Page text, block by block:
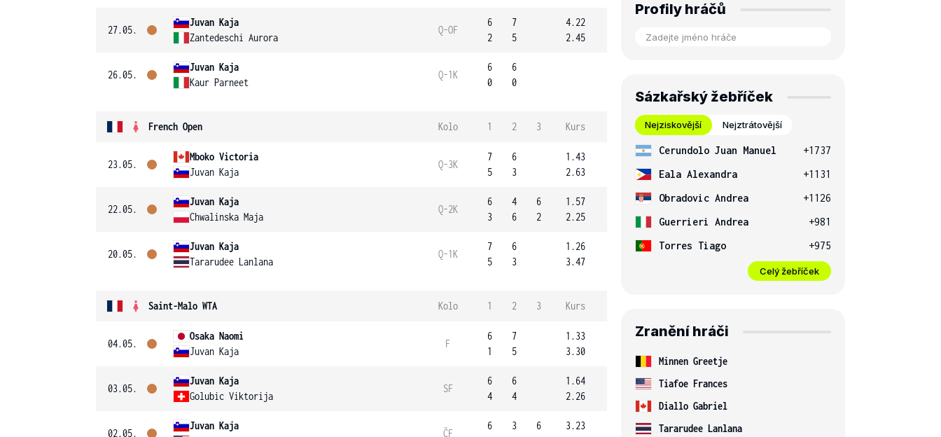
27.05.
Juvan Kaja
Zantedeschi Aurora
Q-OF
6
2
7
5
4.22
2.45
26.05.
Juvan Kaja
Kaur Parneet
Q-1K
6
0
6
0
French Open Kolo 1 2 3 Kurs
23.05.
Mboko Victoria
Juvan Kaja
Q-3K
7
5
6
3
1.43
2.63
22.05.
Juvan Kaja
Chwalinska Maja
Q-2K
6
3
4
6
6
2
1.57
2.25
20.05.
Juvan Kaja
Tararudee Lanlana
Q-1K
7
5
6
3
1.26
3.47
Saint-Malo WTA Kolo 1 2 3 Kurs
04.05.
Osaka Naomi
Juvan Kaja
F
6
1
7
5
1.33
3.30
03.05.
Juvan Kaja
Golubic Viktorija
SF
6
4
6
4
1.64
2.26
02.05.
Juvan Kaja
ČF
6
3
6
3.23
Profily hráčů
Sázkařský žebříček
Nejziskovější Nejztrátovější
Cerundolo Juan Manuel
+1737
Eala Alexandra
+1131
Obradovic Andrea
+1126
Guerrieri Andrea
+981
Torres Tiago
+975
Celý žebříček
Zranění hráči
Minnen Greetje
Tiafoe Frances
Diallo Gabriel
Tararudee Lanlana